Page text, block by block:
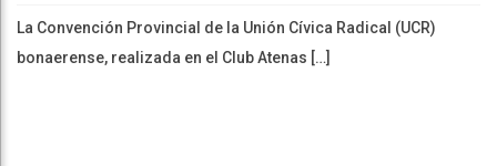
La Convención Provincial de la Unión Cívica Radical (UCR)
bonaerense, realizada en el Club Atenas […]